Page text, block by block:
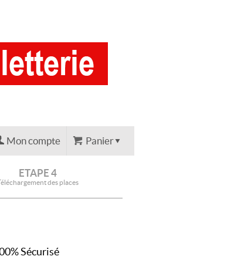
Panier
Mon compte
ETAPE 4
des places
Sécurisé